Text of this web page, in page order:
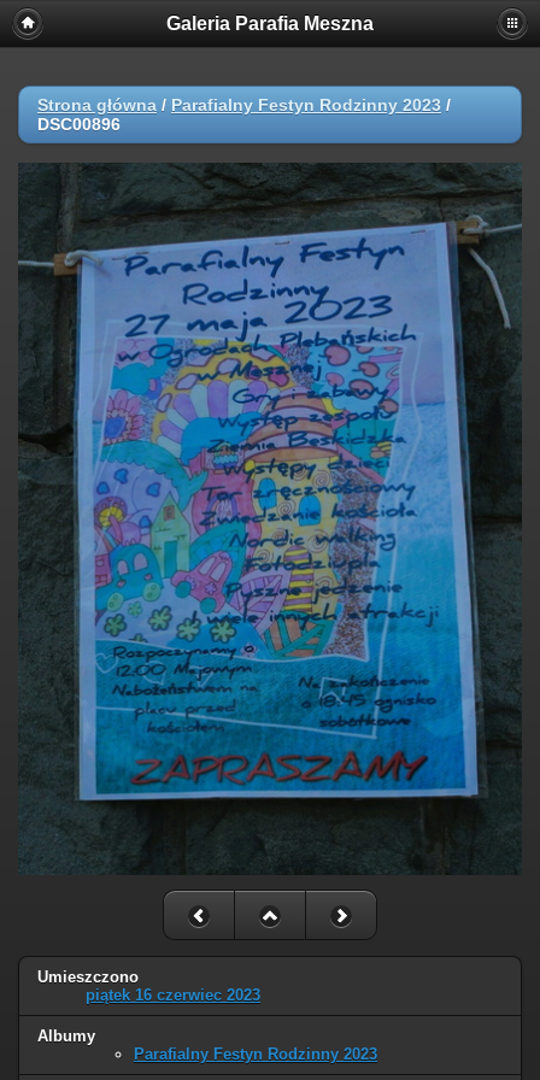
Galeria Parafia Meszna
Strona główna / Parafialny Festyn Rodzinny 2023 /
DSC00896
Umieszczono
piątek 16 czerwiec 2023
Albumy
Parafialny Festyn Rodzinny 2023